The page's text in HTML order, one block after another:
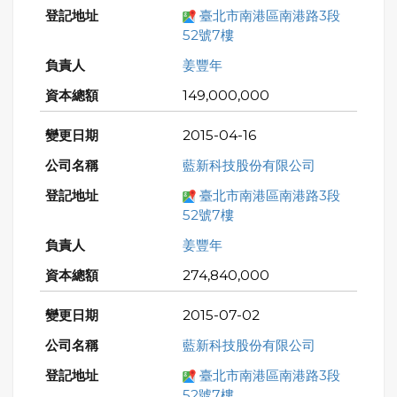
臺北市南港區南港路3段
52號7樓
姜豐年
149,000,000
2015-04-16
藍新科技股份有限公司
臺北市南港區南港路3段
52號7樓
姜豐年
274,840,000
2015-07-02
藍新科技股份有限公司
臺北市南港區南港路3段